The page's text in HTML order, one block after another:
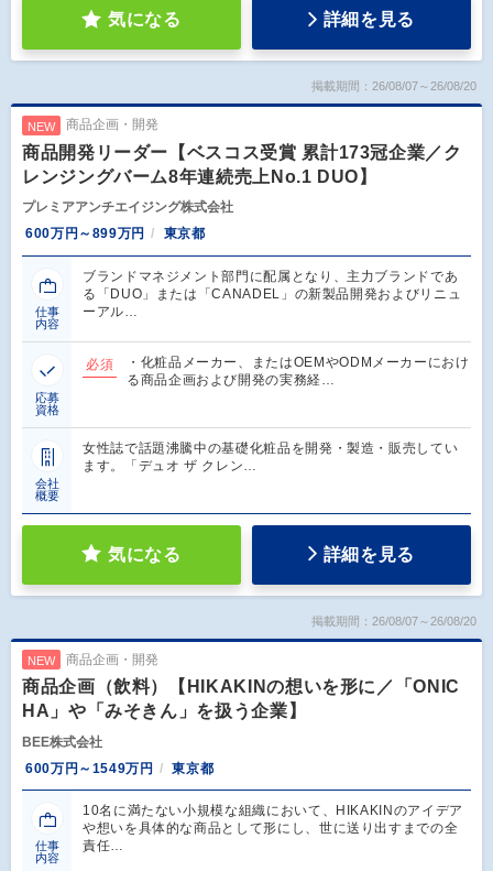
気になる 詳細を見る
掲載期間：26/08/07～26/08/20
NEW 商品企画・開発
商品開発リーダー【ベスコス受賞 累計173冠企業／ク
レンジングバーム8年連続売上No.1 DUO】
プレミアアンチエイジング株式会社
600万円～899万円
東京都
仕事
内容
ブランドマネジメント部門に配属となり、主力ブランドであ
る「DUO」または「CANADEL」の新製品開発およびリニュ
ーアル…
応募
資格
必須
・化粧品メーカー、またはOEMやODMメーカーにおけ
る商品企画および開発の実務経…
会社
概要
女性誌で話題沸騰中の基礎化粧品を開発・製造・販売してい
ます。「デュオ ザ クレン…
気になる 詳細を見る
掲載期間：26/08/07～26/08/20
NEW 商品企画・開発
商品企画（飲料）【HIKAKINの想いを形に／「ONIC
HA」や「みそきん」を扱う企業】
BEE株式会社
600万円～1549万円
東京都
仕事
内容
10名に満たない小規模な組織において、HIKAKINのアイデア
や想いを具体的な商品として形にし、世に送り出すまでの全
責任…